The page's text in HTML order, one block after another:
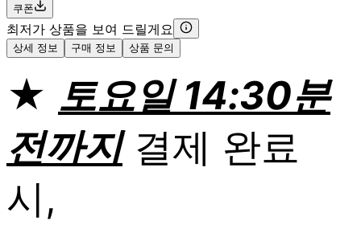
쿠폰
최저가 상품을 보여 드릴게요
상세 정보 구매 정보 상품 문의
★ 토요일 14:30분
전까지결제 완료
시,